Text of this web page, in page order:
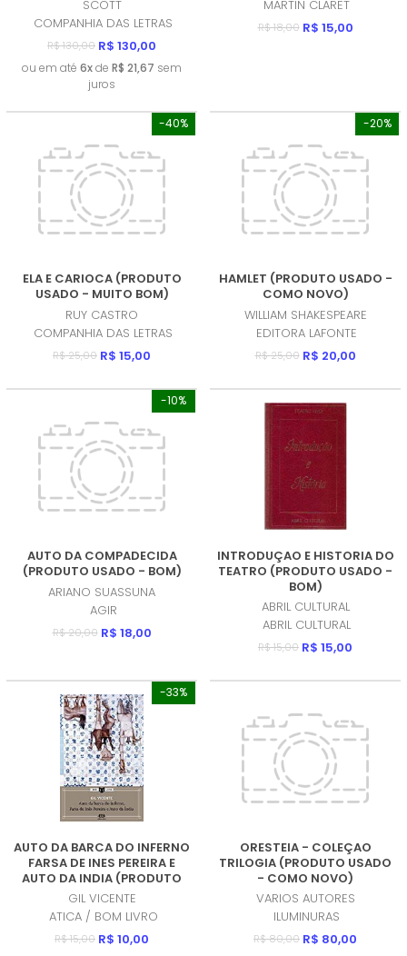
SCOTT
COMPANHIA DAS LETRAS
R$ 130,00 R$ 130,00
ou em até 6xde R$ 21,67 sem
juros
MARTIN CLARET
R$ 18,00 R$ 15,00
-40%
ELA E CARIOCA (PRODUTO
USADO - MUITO BOM)
RUY CASTRO
COMPANHIA DAS LETRAS
R$ 25,00 R$ 15,00
-20%
HAMLET (PRODUTO USADO -
COMO NOVO)
WILLIAM SHAKESPEARE
EDITORA LAFONTE
R$ 25,00 R$ 20,00
-10%
AUTO DA COMPADECIDA
(PRODUTO USADO - BOM)
ARIANO SUASSUNA
AGIR
R$ 20,00 R$ 18,00
INTRODUÇAO E HISTORIA DO
TEATRO (PRODUTO USADO -
BOM)
ABRIL CULTURAL
ABRIL CULTURAL
R$ 15,00 R$ 15,00
-33%
AUTO DA BARCA DO INFERNO
FARSA DE INES PEREIRA E
AUTO DA INDIA (PRODUTO
USADO - MUITO BOM)
GIL VICENTE
ATICA / BOM LIVRO
R$ 15,00 R$ 10,00
ORESTEIA - COLEÇAO
TRILOGIA (PRODUTO USADO
- COMO NOVO)
VARIOS AUTORES
ILUMINURAS
R$ 80,00 R$ 80,00